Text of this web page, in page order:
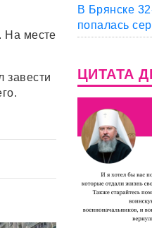
На месте
завести
В Брянске
попалась
ЦИТАТА